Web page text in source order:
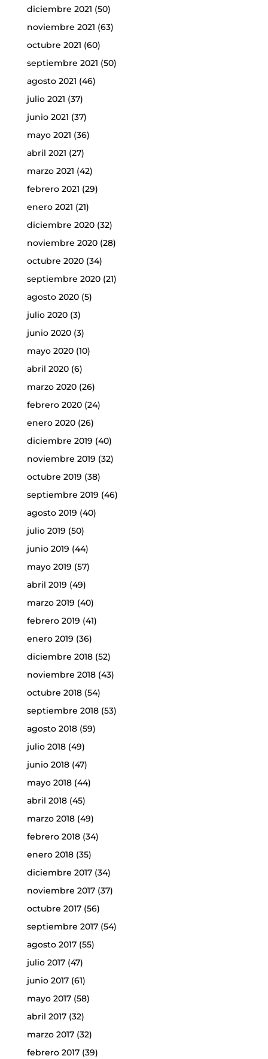
diciembre 2021 (50)
noviembre 2021 (63)
octubre 2021 (60)
septiembre 2021 (50)
agosto 2021 (46)
julio 2021 (37)
junio 2021 (37)
mayo 2021 (36)
abril 2021 (27)
marzo 2021 (42)
febrero 2021 (29)
enero 2021 (21)
diciembre 2020(32)
noviembre 2020(28)
octubre 2020(34)
septiembre 2020(21)
agosto 2020(5)
julio 2020(3)
junio 2020(3)
mayo 2020(10)
abril 2020(6)
marzo 2020(26)
febrero 2020(24)
enero 2020(26)
diciembre 2019 (40)
noviembre 2019 (32)
octubre 2019 (38)
septiembre 2019 (46)
agosto 2019 (40)
julio 2019 (50)
junio 2019 (44)
mayo 2019 (57)
abril 2019 (49)
marzo 2019 (40)
febrero 2019 (41)
enero 2019 (36)
diciembre 2018(52)
noviembre 2018(43)
octubre 2018(54)
septiembre 2018(53)
agosto 2018(59)
julio 2018(49)
junio 2018(47)
mayo 2018(44)
abril 2018(45)
marzo 2018(49)
febrero 2018(34)
enero 2018(35)
diciembre 2017(34)
noviembre 2017(37)
octubre 2017(56)
septiembre 2017(54)
agosto 2017(55)
julio 2017(47)
junio 2017(61)
mayo 2017(58)
abril 2017(32)
marzo 2017(32)
febrero 2017(39)